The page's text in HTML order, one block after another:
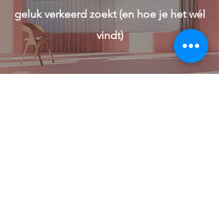
geluk verkeerd zoekt (en hoe je het wél
vindt)